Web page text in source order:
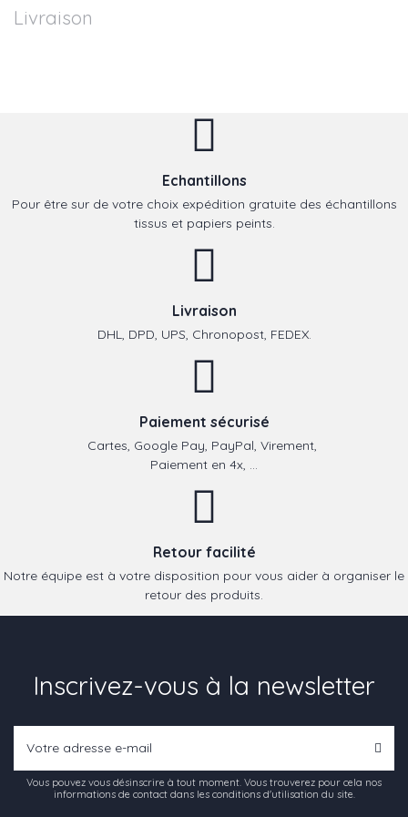
Livraison
Echantillons
Pour être sur de votre choix expédition gratuite des échantillons
tissus et papiers peints.
Livraison
DHL, DPD, UPS, Chronopost, FEDEX.
Paiement sécurisé
Cartes, Google Pay, PayPal, Virement,
Paiement en 4x, ...
Retour facilité
Notre équipe est à votre disposition pour vous aider à organiser le
retour des produits.
Inscrivez-vous à la newsletter
Vous pouvez vous désinscrire à tout moment. Vous trouverez pour cela nos
informations de contact dans les conditions d'utilisation du site.